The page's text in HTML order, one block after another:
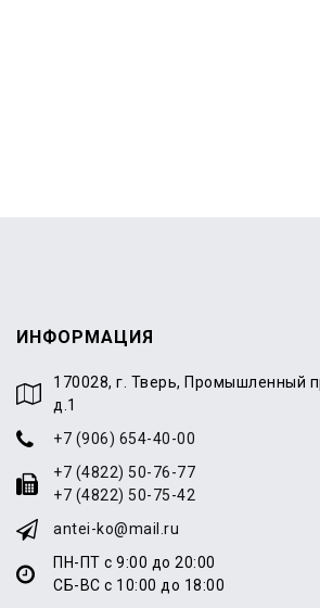
ИНФОРМАЦИЯ
170028, г. Тверь, Промышленный
д.1
+7 (906) 654-40-00
+7 (4822) 50-76-77
+7 (4822) 50-75-42
antei-ko@mail.ru
ПН-ПТ с 9:00 до 20:00
СБ-ВС с 10:00 до 18:00